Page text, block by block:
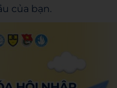
của bạn.